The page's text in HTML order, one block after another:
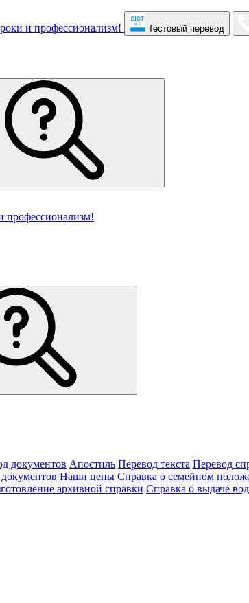
Тестовый перевод
документов Апостиль Перевод текста Перевод
Наши цены Справка о семейном
архивной справки Справка о выдаче